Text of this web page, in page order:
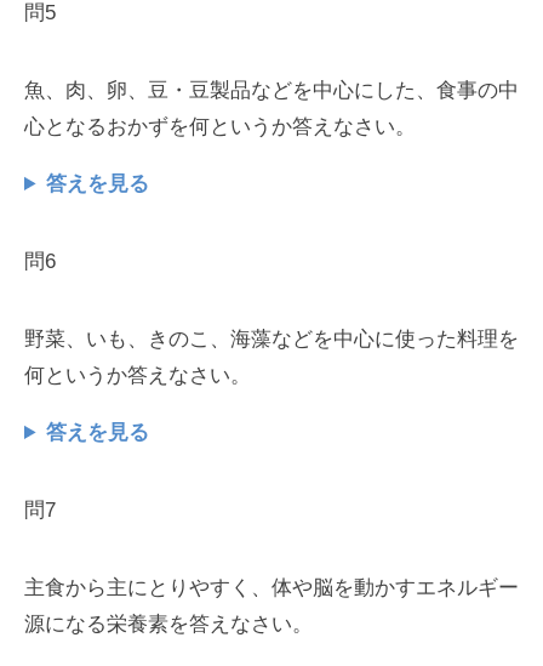
問5
魚、肉、卵、豆・豆製品などを中心にした、食事の中
心となるおかずを何というか答えなさい。
答えを見る
問6
野菜、いも、きのこ、海藻などを中心に使った料理を
何というか答えなさい。
答えを見る
問7
主食から主にとりやすく、体や脳を動かすエネルギー
源になる栄養素を答えなさい。